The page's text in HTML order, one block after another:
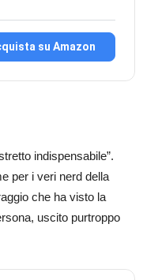
su Amazon
indispensabile”.
per i veri nerd della
che ha visto la
uscito purtroppo